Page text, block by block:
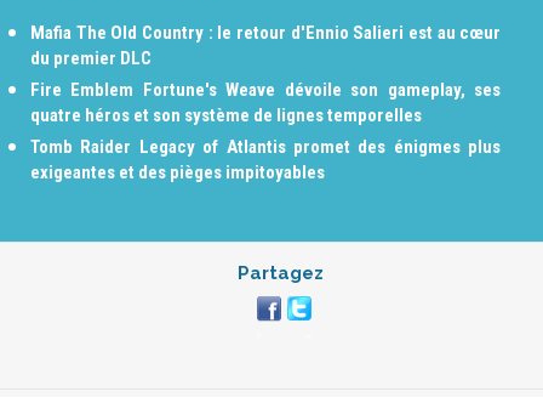
Mafia The Old Country : le retour d'Ennio Salieri est au cœur
du premier DLC
Fire Emblem Fortune's Weave dévoile son gameplay, ses
quatre héros et son système de lignes temporelles
Tomb Raider Legacy of Atlantis promet des énigmes plus
exigeantes et des pièges impitoyables
Partagez